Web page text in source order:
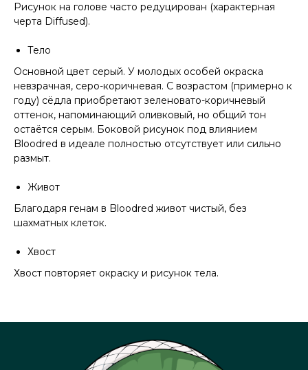
Рисунок на голове часто редуцирован (характерная
черта Diffused).
Тело
Основной цвет серый. У молодых особей окраска
невзрачная, серо-коричневая. С возрастом (примерно к
году) сёдла приобретают зеленовато-коричневый
оттенок, напоминающий оливковый, но общий тон
остаётся серым. Боковой рисунок под влиянием
Bloodred в идеале полностью отсутствует или сильно
размыт.
Живот
Благодаря генам в Bloodred живот чистый, без
шахматных клеток.
Хвост
Хвост повторяет окраску и рисунок тела.